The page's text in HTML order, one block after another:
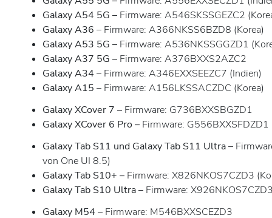
Galaxy A54 5G – Firmware: A546SKSSGEZC2
Galaxy A36 – Firmware: A366NKSS6BZD8 (Korea)
Galaxy A53 5G – Firmware: A536NKSSGGZD1
Galaxy A37 5G – Firmware: A376BXXS2AZC2
Galaxy A34 – Firmware: A346EXXSEEZC7 (Indien)
Galaxy A15 – Firmware: A156LKSSACZDC (Korea)
Galaxy XCover 7 – Firmware: G736BXXSBGZD1
Galaxy XCover 6 Pro – Firmware:
Galaxy Tab S11 und Galaxy Tab S11 Ultra –
von One UI 8.5)
Galaxy Tab S10+ – Firmware: X826NKOS7CZD3
Galaxy Tab S10 Ultra – Firmware:
Galaxy M54 – Firmware: M546BXXSCEZD3